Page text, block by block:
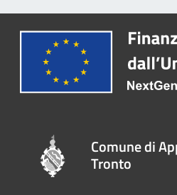
Comune di
Tronto